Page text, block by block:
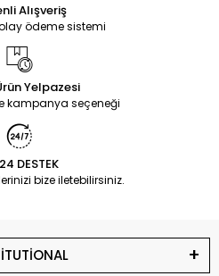
Alışveriş
ödeme sistemi
Yelpazesi
kampanya seçeneği
DESTEK
bize iletebilirsiniz.